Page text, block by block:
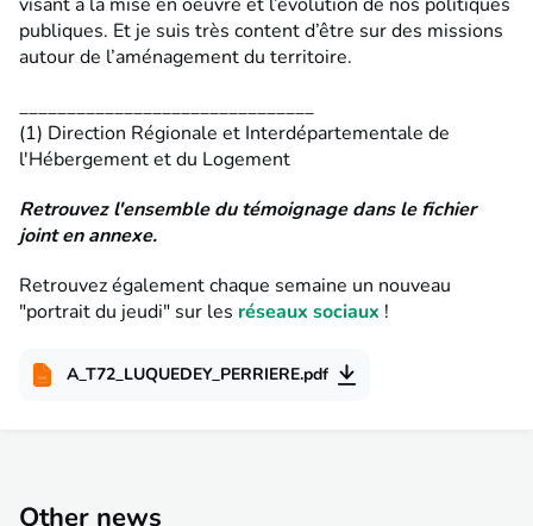
publiques. Et je suis très content d’être sur des missions
autour de l’aménagement du territoire.
_______________________________
(1) Direction Régionale et Interdépartementale de
l'Hébergement et du Logement
Retrouvez l'ensemble du témoignage dans le fichier
joint en annexe.
Retrouvez également chaque semaine un nouveau
"portrait du jeudi" sur les réseaux sociaux !
A_T72_LUQUEDEY_PERRIERE.pdf
Other news